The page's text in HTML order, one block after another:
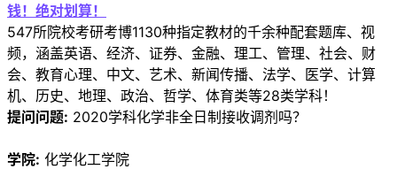
钱！绝对划算！
547所院校考研考博1130种指定教材的千余种配套题库、视
频，涵盖英语、经济、证券、金融、理工、管理、社会、财
会、教育心理、中文、艺术、新闻传播、法学、医学、计算
机、历史、地理、政治、哲学、体育类等28类学科！
提问问题: 2020学科化学非全日制接收调剂吗？
学院: 化学化工学院